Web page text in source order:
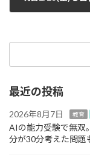
最近の投稿
2026年8月7日 教育
AIの能力受験で無双
分が30分考えた問題